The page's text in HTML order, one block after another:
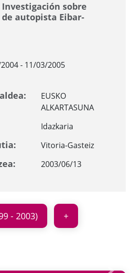
sobre
autopista Eibar-
- 11/03/2005
EUSKO
ALKARTASUNA
Idazkaria
Vitoria-Gasteiz
2003/06/13
- 2003)